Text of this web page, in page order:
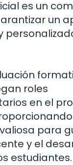
es un
un
roles
en el
para
y el
estudiantes.